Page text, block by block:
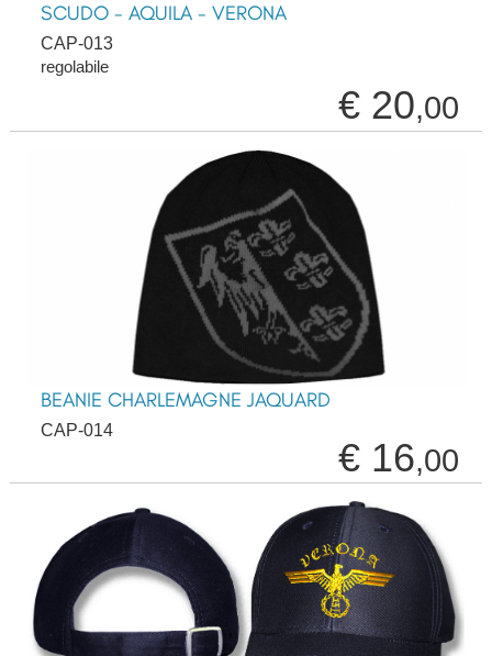
SCUDO - AQUILA - VERONA
CAP-013
regolabile
€ 20,00
BEANIE CHARLEMAGNE JAQUARD
CAP-014
€ 16,00